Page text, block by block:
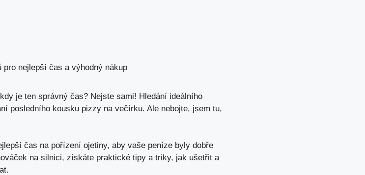
pro nejlepší čas a výhodný nákup
kdy je ten správný čas? Nejste sami! Hledání ideálního
posledního kousku pizzy na večírku. Ale nebojte, jsem tu,
čas na pořízení ojetiny, aby vaše peníze byly dobře
na silnici, získáte praktické tipy a triky, jak ušetřit a